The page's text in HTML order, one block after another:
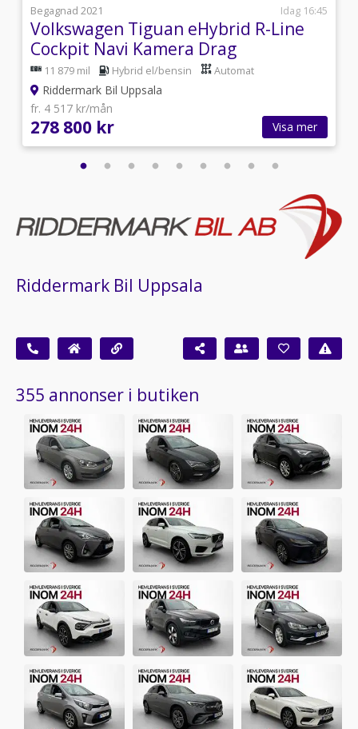
Begagnad 2021
Idag 16:45
Volkswagen Tiguan eHybrid R-Line
Cockpit Navi Kamera Drag
11 879 mil Hybrid el/bensin Automat
Riddermark Bil Uppsala
fr. 4 517 kr/mån
278 800 kr Visa mer
Riddermark Bil Uppsala
355 annonser i butiken